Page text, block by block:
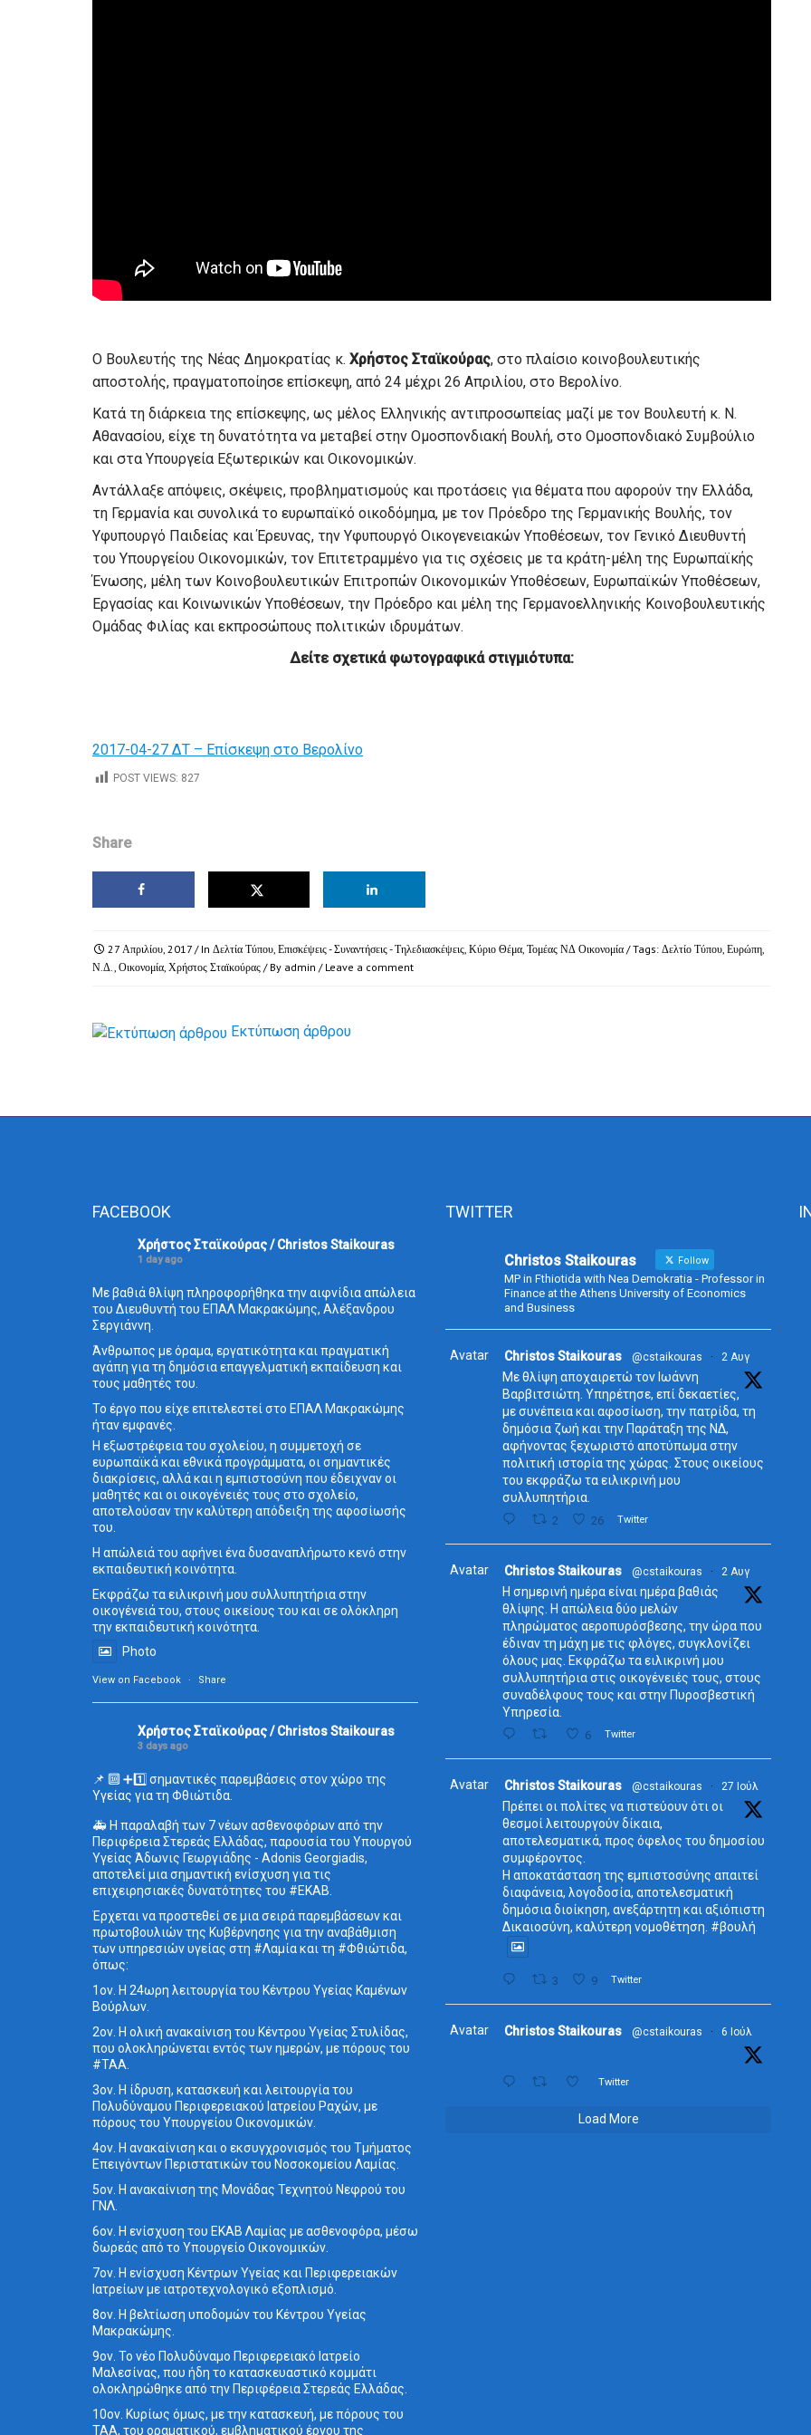
Ο Βουλευτής της Νέας Δημοκρατίας κ. Χρήστος Σταϊκούρας, στο πλαίσιο κοινοβουλευτικής
αποστολής, πραγματοποίησε επίσκεψη, από 24 μέχρι 26 Απριλίου, στο Βερολίνο.
Κατά τη διάρκεια της επίσκεψης, ως μέλος Ελληνικής αντιπροσωπείας μαζί με τον Βουλευτή κ. Ν.
Αθανασίου, είχε τη δυνατότητα να μεταβεί στην Ομοσπονδιακή Βουλή, στο Ομοσπονδιακό Συμβούλιο
και στα Υπουργεία Εξωτερικών και Οικονομικών.
Αντάλλαξε απόψεις, σκέψεις, προβληματισμούς και προτάσεις για θέματα που αφορούν την Ελλάδα,
τη Γερμανία και συνολικά το ευρωπαϊκό οικοδόμημα, με τον Πρόεδρο της Γερμανικής Βουλής, τον
Υφυπουργό Παιδείας και Έρευνας, την Υφυπουργό Οικογενειακών Υποθέσεων, τον Γενικό Διευθυντή
του Υπουργείου Οικονομικών, τον Επιτετραμμένο για τις σχέσεις με τα κράτη-μέλη της Ευρωπαϊκής
Ένωσης, μέλη των Κοινοβουλευτικών Επιτροπών Οικονομικών Υποθέσεων, Ευρωπαϊκών Υποθέσεων,
Εργασίας και Κοινωνικών Υποθέσεων, την Πρόεδρο και μέλη της Γερμανοελληνικής Κοινοβουλευτικής
Ομάδας Φιλίας και εκπροσώπους πολιτικών ιδρυμάτων.
Δείτε σχετικά φωτογραφικά στιγμιότυπα:
2017-04-27 ΔΤ – Επίσκεψη στο Βερολίνο
POST VIEWS: 827
Share
27 Απριλίου, 2017 / In Δελτία Τύπου, Επισκέψεις - Συναντήσεις - Τηλεδιασκέψεις, Κύριο Θέμα, Τομέας ΝΔ Οικονομία / Tags: Δελτίο Τύπου, Ευρώπη,
Ν.Δ., Οικονομία, Χρήστος Σταϊκούρας / By admin / Leave a comment
Εκτύπωση άρθρου
FACEBOOK
Χρήστος Σταϊκούρας / Christos Staikouras
1 day ago
Με βαθιά θλίψη πληροφορήθηκα την αιφνίδια απώλεια
του Διευθυντή του ΕΠΑΛ Μακρακώμης, Αλέξανδρου
Σεργιάννη.
Άνθρωπος με όραμα, εργατικότητα και πραγματική
αγάπη για τη δημόσια επαγγελματική εκπαίδευση και
τους μαθητές του.
Το έργο που είχε επιτελεστεί στο ΕΠΑΛ Μακρακώμης
ήταν εμφανές.
Η εξωστρέφεια του σχολείου, η συμμετοχή σε
ευρωπαϊκά και εθνικά προγράμματα, οι σημαντικές
διακρίσεις, αλλά και η εμπιστοσύνη που έδειχναν οι
μαθητές και οι οικογένειές τους στο σχολείο,
αποτελούσαν την καλύτερη απόδειξη της αφοσίωσής
του.
Η απώλειά του αφήνει ένα δυσαναπλήρωτο κενό στην
εκπαιδευτική κοινότητα.
Εκφράζω τα ειλικρινή μου συλλυπητήρια στην
οικογένειά του, στους οικείους του και σε ολόκληρη
την εκπαιδευτική κοινότητα.
Photo
View on Facebook · Share
Χρήστος Σταϊκούρας / Christos Staikouras
3 days ago
📌 🔟 ➕1️⃣ σημαντικές παρεμβάσεις στον χώρο της
Υγείας για τη Φθιώτιδα.
🚑 Η παραλαβή των 7 νέων ασθενοφόρων από την
Περιφέρεια Στερεάς Ελλάδας, παρουσία του Υπουργού
Υγείας Άδωνις Γεωργιάδης - Adonis Georgiadis,
αποτελεί μια σημαντική ενίσχυση για τις
επιχειρησιακές δυνατότητες του #ΕΚΑΒ.
Έρχεται να προστεθεί σε μια σειρά παρεμβάσεων και
πρωτοβουλιών της Κυβέρνησης για την αναβάθμιση
των υπηρεσιών υγείας στη #Λαμία και τη #Φθιώτιδα,
όπως:
1ον. Η 24ωρη λειτουργία του Κέντρου Υγείας Καμένων
Βούρλων.
2ον. Η ολική ανακαίνιση του Κέντρου Υγείας Στυλίδας,
που ολοκληρώνεται εντός των ημερών, με πόρους του
#ΤΑΑ.
3ον. Η ίδρυση, κατασκευή και λειτουργία του
Πολυδύναμου Περιφερειακού Ιατρείου Ραχών, με
πόρους του Υπουργείου Οικονομικών.
4ον. Η ανακαίνιση και ο εκσυγχρονισμός του Τμήματος
Επειγόντων Περιστατικών του Νοσοκομείου Λαμίας.
5ον. Η ανακαίνιση της Μονάδας Τεχνητού Νεφρού του
ΓΝΛ.
6ον. Η ενίσχυση του ΕΚΑΒ Λαμίας με ασθενοφόρα, μέσω
δωρεάς από το Υπουργείο Οικονομικών.
7ον. Η ενίσχυση Κέντρων Υγείας και Περιφερειακών
Ιατρείων με ιατροτεχνολογικό εξοπλισμό.
8ον. Η βελτίωση υποδομών του Κέντρου Υγείας
Μακρακώμης.
9ον. Το νέο Πολυδύναμο Περιφερειακό Ιατρείο
Μαλεσίνας, που ήδη το κατασκευαστικό κομμάτι
ολοκληρώθηκε από την Περιφέρεια Στερεάς Ελλάδας.
10ον. Κυρίως όμως, με την κατασκευή, με πόρους του
ΤΑΑ, του οραματικού, εμβληματικού έργου της
TWITTER
Christos Staikouras Follow
MP in Fthiotida with Nea Demokratia - Professor in
Finance at the Athens University of Economics
and Business
Avatar Christos Staikouras @cstaikouras · 2 Αυγ
Με θλίψη αποχαιρετώ τον Ιωάννη
Βαρβιτσιώτη. Υπηρέτησε, επί δεκαετίες,
με συνέπεια και αφοσίωση, την πατρίδα, τη
δημόσια ζωή και την Παράταξη της ΝΔ,
αφήνοντας ξεχωριστό αποτύπωμα στην
πολιτική ιστορία της χώρας. Στους οικείους
του εκφράζω τα ειλικρινή μου
συλλυπητήρια.
2 26 Twitter
Avatar Christos Staikouras @cstaikouras · 2 Αυγ
Η σημερινή ημέρα είναι ημέρα βαθιάς
θλίψης. Η απώλεια δύο μελών
πληρώματος αεροπυρόσβεσης, την ώρα που
έδιναν τη μάχη με τις φλόγες, συγκλονίζει
όλους μας. Εκφράζω τα ειλικρινή μου
συλλυπητήρια στις οικογένειές τους, στους
συναδέλφους τους και στην Πυροσβεστική
Υπηρεσία.
6 Twitter
Avatar Christos Staikouras @cstaikouras · 27 Ιούλ
Πρέπει οι πολίτες να πιστεύουν ότι οι
θεσμοί λειτουργούν δίκαια,
αποτελεσματικά, προς όφελος του δημοσίου
συμφέροντος.
Η αποκατάσταση της εμπιστοσύνης απαιτεί
διαφάνεια, λογοδοσία, αποτελεσματική
δημόσια διοίκηση, ανεξάρτητη και αξιόπιστη
Δικαιοσύνη, καλύτερη νομοθέτηση. #βουλή
3 9 Twitter
Avatar Christos Staikouras @cstaikouras · 6 Ιούλ
Twitter
Load More